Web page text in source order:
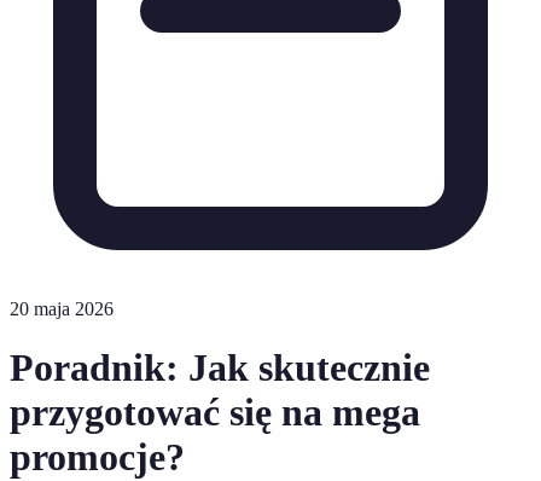
20 maja 2026
Poradnik: Jak skutecznie
przygotować się na mega
promocje?